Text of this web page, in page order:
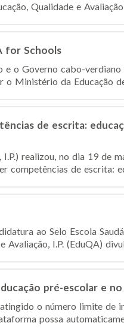
Qualidade e
for Schools
o Governo cabo-verdiano
Ministério da Educação
de escrita:
realizou, no dia 19 de
competências de escrita:
ao Selo Escola
I.P. (EduQA)
pré-escolar e no
o número limite de
possa